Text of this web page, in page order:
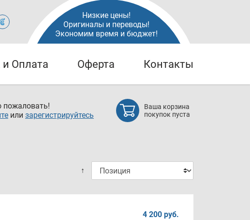
Низкие цены!
Оригиналы и переводы!
Экономим время и бюджет!
Оплата Оферта Контакты
пожаловать!
или зарегистрируйтесь
Ваша корзина
покупок пуста
↑
4 200 руб.